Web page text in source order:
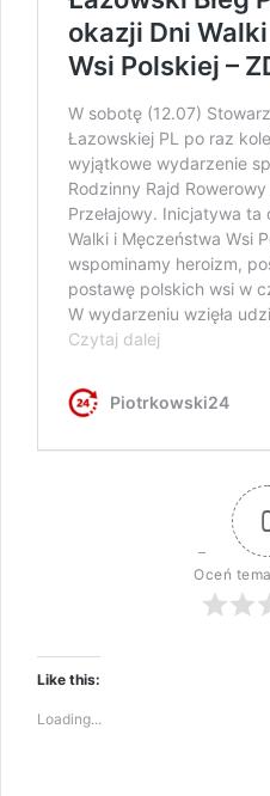
Oceń
Like this:
Loading...